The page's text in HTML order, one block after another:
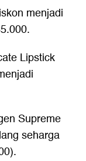
menjadi
Lipstick
Supreme
seharga